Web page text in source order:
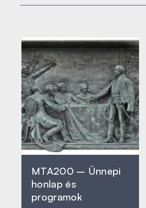
MTA200 – Ünnepi
honlap és
programok